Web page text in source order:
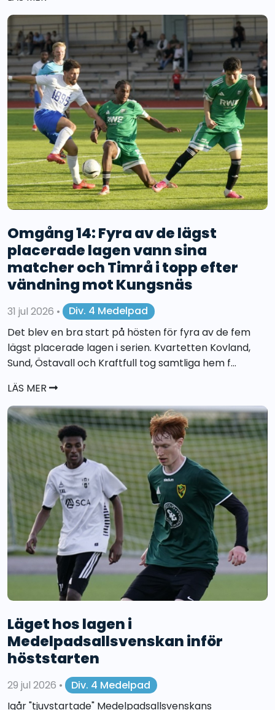
Omgång 14: Fyra av de lägst
placerade lagen vann sina
matcher och Timrå i topp efter
vändning mot Kungsnäs
31 jul 2026 •
Div. 4 Medelpad
Det blev en bra start på hösten för fyra av de fem
lägst placerade lagen i serien. Kvartetten Kovland,
Sund, Östavall och Kraftfull tog samtliga hem f...
LÄS MER
Läget hos lagen i
Medelpadsallsvenskan inför
höststarten
29 jul 2026 •
Div. 4 Medelpad
Igår "tjuvstartade" Medelpadsallsvenskans